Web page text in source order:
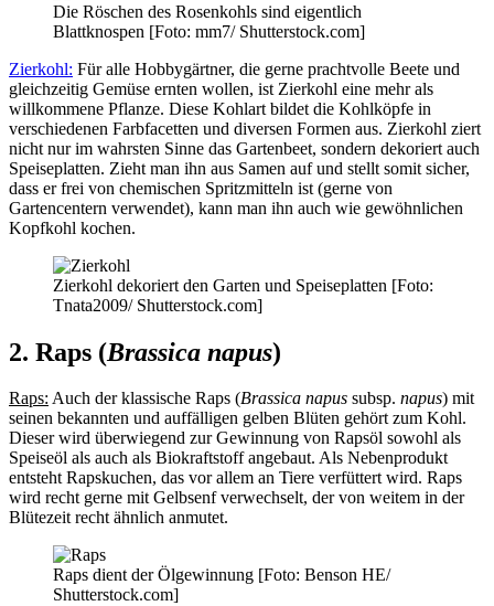
Die Röschen des Rosenkohls sind eigentlich
Blattknospen [Foto: mm7/ Shutterstock.com]
Zierkohl: Für alle Hobbygärtner, die gerne prachtvolle Beete und
gleichzeitig Gemüse ernten wollen, ist Zierkohl eine mehr als
willkommene Pflanze. Diese Kohlart bildet die Kohlköpfe in
verschiedenen Farbfacetten und diversen Formen aus. Zierkohl ziert
nicht nur im wahrsten Sinne das Gartenbeet, sondern dekoriert auch
Speiseplatten. Zieht man ihn aus Samen auf und stellt somit sicher,
dass er frei von chemischen Spritzmitteln ist (gerne von
Gartencentern verwendet), kann man ihn auch wie gewöhnlichen
Kopfkohl kochen.
Zierkohl dekoriert den Garten und Speiseplatten [Foto:
Tnata2009/ Shutterstock.com]
2. Raps (Brassica napus)
Raps: Auch der klassische Raps (Brassica napus subsp. napus) mit
seinen bekannten und auffälligen gelben Blüten gehört zum Kohl.
Dieser wird überwiegend zur Gewinnung von Rapsöl sowohl als
Speiseöl als auch als Biokraftstoff angebaut. Als Nebenprodukt
entsteht Rapskuchen, das vor allem an Tiere verfüttert wird. Raps
wird recht gerne mit Gelbsenf verwechselt, der von weitem in der
Blütezeit recht ähnlich anmutet.
Raps dient der Ölgewinnung [Foto: Benson HE/
Shutterstock.com]